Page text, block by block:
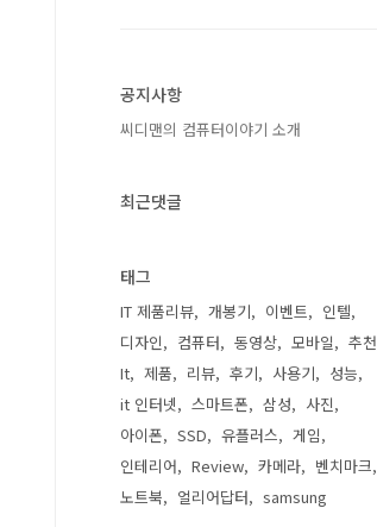
공지사항
씨디맨의 컴퓨터이야기 소개
최근댓글
태그
IT 제품리뷰 개봉기 이벤트
인텔
디자인
컴퓨터 동영상 모바일
추천
It
제품 리뷰 후기 사용기
성능
it 인터넷
스마트폰 삼성
사진
아이폰
SSD 유플러스
게임
인테리어
Review 카메라
벤치마크
노트북
얼리어답터 samsung